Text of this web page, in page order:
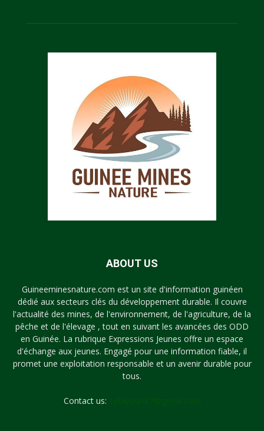
ABOUT US
Guineeminesnature.com est un site d'information guinéen
dédié aux secteurs clés du développement durable. Il couvre
l'actualité des mines, de l'environnement, de l'agriculture, de la
pêche et de l'élevage , tout en suivant les avancées des ODD
en Guinée. La rubrique Expressions Jeunes offre un espace
d'échange aux jeunes. Engagé pour une information fiable, il
promet une exploitation responsable et un avenir durable pour
tous.
Contact us: